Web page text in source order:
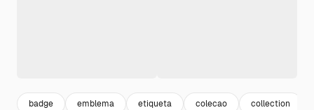
badge emblema etiqueta colecao collection